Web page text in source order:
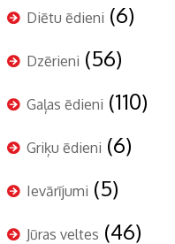
Diētu ēdieni (6)
Dzērieni (56)
Gaļas ēdieni (110)
Griķu ēdieni (6)
Ievārījumi (5)
Jūras veltes (46)